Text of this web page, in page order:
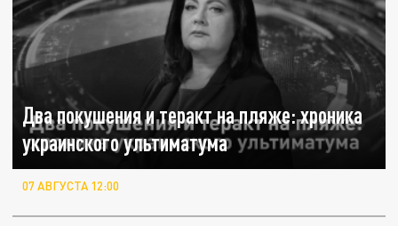
Два покушения и теракт на пляже: хроника
украинского ультиматума
07 АВГУСТА 12:00